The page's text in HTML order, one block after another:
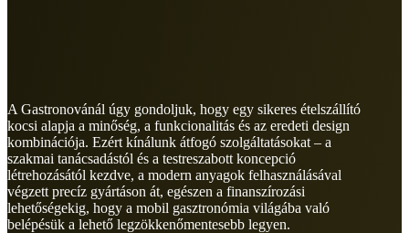
A Gastronovánál úgy gondoljuk, hogy egy sikeres ételszállító
kocsi alapja a minőség, a funkcionalitás és az eredeti design
kombinációja. Ezért kínálunk átfogó szolgáltatásokat – a
szakmai tanácsadástól és a testreszabott koncepció
létrehozásától kezdve, a modern anyagok felhasználásával
végzett precíz gyártáson át, egészen a finanszírozási
lehetőségekig, hogy a mobil gasztronómia világába való
belépésük a lehető legzökkenőmentesebb legyen.